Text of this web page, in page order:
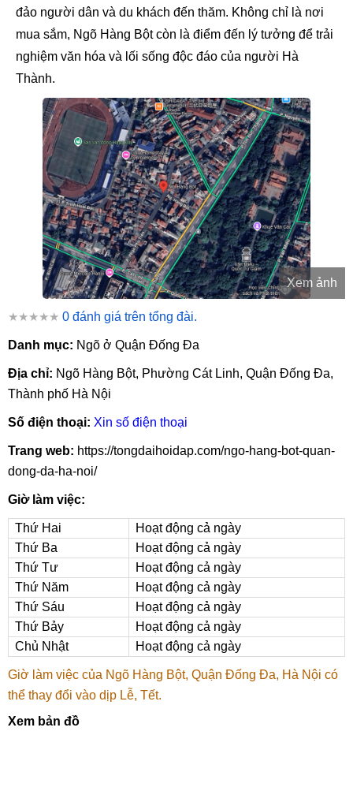
đảo người dân và du khách đến thăm. Không chỉ là nơi
mua sắm, Ngõ Hàng Bột còn là điểm đến lý tưởng để trải
nghiệm văn hóa và lối sống độc đáo của người Hà
Thành.
Xem ảnh
★★★★★ 0 đánh giá trên tổng đài.
Danh mục: Ngõ ở Quận Đống Đa
Địa chỉ: Ngõ Hàng Bột, Phường Cát Linh, Quận Đống Đa,
Thành phố Hà Nội
Số điện thoại: Xin số điện thoại
Trang web: https://tongdaihoidap.com/ngo-hang-bot-quan-
dong-da-ha-noi/
Giờ làm việc:
Thứ Hai
Hoạt động cả ngày
Thứ Ba
Hoạt động cả ngày
Thứ Tư
Hoạt động cả ngày
Thứ Năm
Hoạt động cả ngày
Thứ Sáu
Hoạt động cả ngày
Thứ Bảy
Hoạt động cả ngày
Chủ Nhật
Hoạt động cả ngày
Giờ làm việc của Ngõ Hàng Bột, Quận Đống Đa, Hà Nội có
thể thay đổi vào dịp Lễ, Tết.
Xem bản đồ